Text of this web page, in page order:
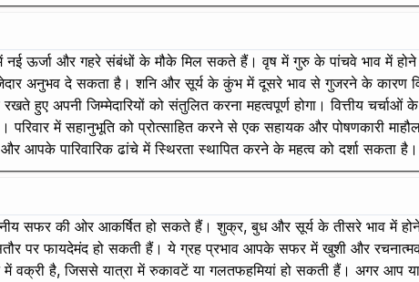
में नई ऊर्जा और गहरे संबंधों के मौके मिल सकते हैं। वृष में गुरु के पांचवे भाव में
अनुभव दे सकता है। शनि और सूर्य के कुंभ में दूसरे भाव से गुजरने के कारण
हुए अपनी जिम्मेदारियों को संतुलित करना महत्वपूर्ण होगा। वित्तीय
परिवार में सहानुभूति को प्रोत्साहित करने से एक सहायक और पोषणकारी
आपके पारिवारिक ढांचे में स्थिरता स्थापित करने के महत्व को दर्शा सकता
सफर की ओर आकर्षित हो सकते हैं। शुक्र, बुध और सूर्य के तीसरे भाव में
पर फायदेमंद हो सकती हैं। ये ग्रह प्रभाव आपके सफर में खुशी और
वक्री है, जिससे यात्रा में रुकावटें या गलतफहमियां हो सकती हैं। अगर आप